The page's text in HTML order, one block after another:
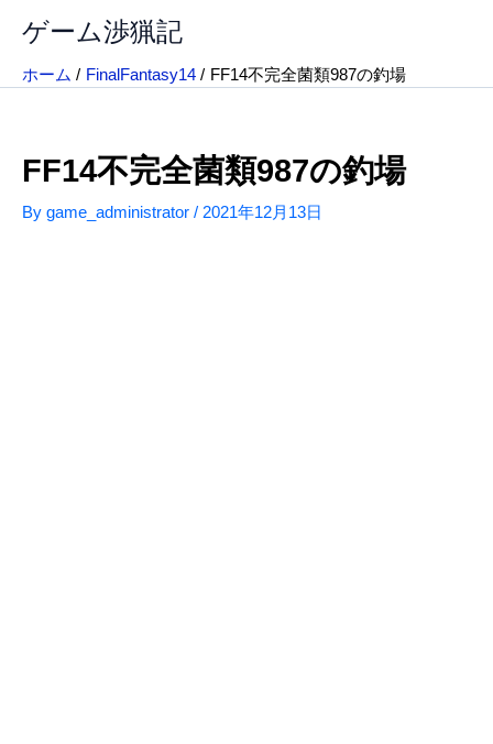
ス
ゲーム渉猟記
ホーム FinalFantasy14 FF14不完全菌類987の釣場
FF14不完全菌類987の釣場
By game_administrator / 2021年12月13日